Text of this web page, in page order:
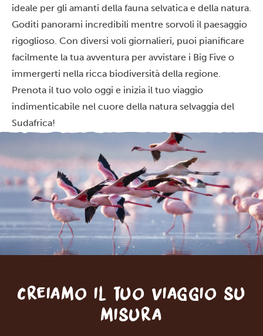
ideale per gli amanti della fauna selvatica e della natura.
Goditi panorami incredibili mentre sorvoli il paesaggio
rigoglioso. Con diversi voli giornalieri, puoi pianificare
facilmente la tua avventura per avvistare i Big Five o
immergerti nella ricca biodiversità della regione.
Prenota il tuo volo oggi e inizia il tuo viaggio
indimenticabile nel cuore della natura selvaggia del
Sudafrica!
Creiamo il tuo viaggio su
misura